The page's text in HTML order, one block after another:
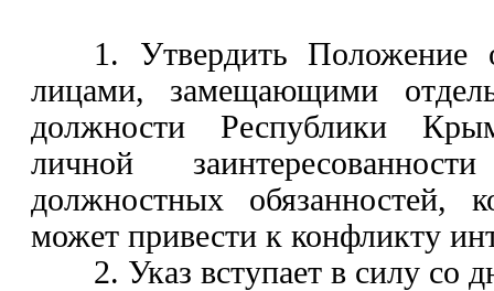
1. Утвердить Положение
лицами, замещающими
должности Республики
личной
должностных обязанностей,
может привести к конфликту
2. Указ вступает в силу со